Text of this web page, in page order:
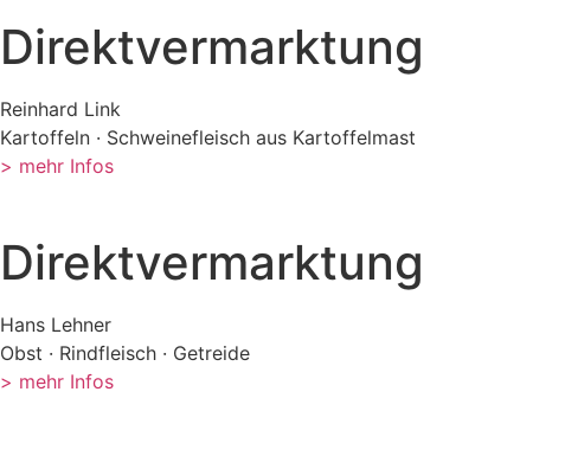
Direktvermarktung
Reinhard Link
Kartoffeln · Schweinefleisch aus Kartoffelmast
> mehr Infos
Direktvermarktung
Hans Lehner
Obst · Rindfleisch · Getreide
> mehr Infos